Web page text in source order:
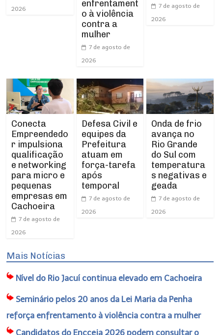
2026
enfrentament
o à violência
contra a
mulher
7 de agosto de
2026
7 de agosto de
2026
Conecta
Empreendedo
r impulsiona
qualificação
e networking
para micro e
pequenas
empresas em
Cachoeira
7 de agosto de
2026
Defesa Civil e
equipes da
Prefeitura
atuam em
força-tarefa
após
temporal
7 de agosto de
2026
Onda de frio
avança no
Rio Grande
do Sul com
temperatura
s negativas e
geada
7 de agosto de
2026
Mais Notícias
Nível do Rio Jacuí continua elevado em Cachoeira
Seminário pelos 20 anos da Lei Maria da Penha
reforça enfrentamento à violência contra a mulher
Candidatos do Encceja 2026 podem consultar o